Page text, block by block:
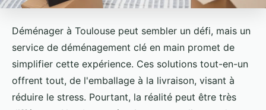
Déménager à Toulouse peut sembler un défi, mais un
service de déménagement clé en main promet de
simplifier cette expérience. Ces solutions tout-en-un
offrent tout, de l'emballage à la livraison, visant à
réduire le stress. Pourtant, la réalité peut être très